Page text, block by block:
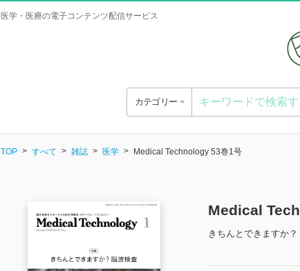
医学・医療の電子コンテンツ配信サービス
カテゴリー
TOP すべて 雑誌 医学 Medical Technology 53巻1号
Medical
きちんとできますか